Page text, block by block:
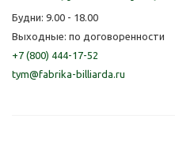
Будни: 9.00 - 18.00
Выходные: по договоренности
+7 (800) 444-17-52
tym@fabrika-billiarda.ru